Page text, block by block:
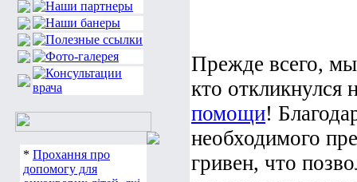
* Прохання про
допомогу для
Прежде всего, мы
кто откликнулся
помощи!
необходимого
гривен, что